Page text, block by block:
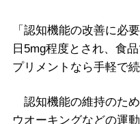
「認知機能の改善に必
日5mg程度とされ、食
プリメントなら手軽で
認知機能の維持のた
ウオーキングなどの運